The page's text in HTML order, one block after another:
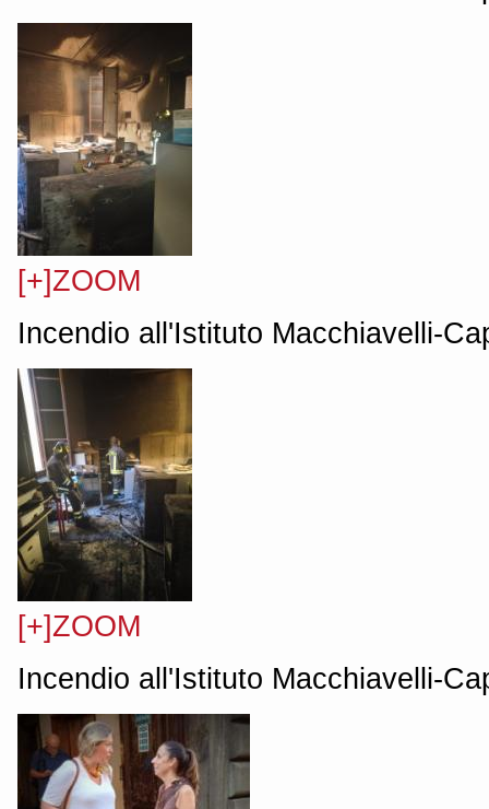
[+]ZOOM
Incendio all'Istituto Macchiavelli-
[+]ZOOM
Incendio all'Istituto Macchiavelli-